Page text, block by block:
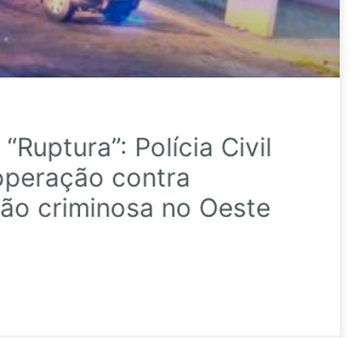
Polícia Civil
contra
criminosa no Oeste